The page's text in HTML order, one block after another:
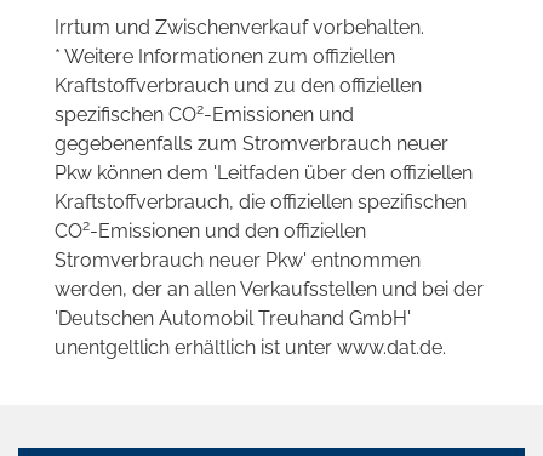
Irrtum und Zwischenverkauf vorbehalten.
* Weitere Informationen zum offiziellen
Kraftstoffverbrauch und zu den offiziellen
spezifischen CO2-Emissionen und
gegebenenfalls zum Stromverbrauch neuer
Pkw können dem 'Leitfaden über den offiziellen
Kraftstoffverbrauch, die offiziellen spezifischen
CO2-Emissionen und den offiziellen
Stromverbrauch neuer Pkw' entnommen
werden, der an allen Verkaufsstellen und bei der
'Deutschen Automobil Treuhand GmbH'
unentgeltlich erhältlich ist unter www.dat.de.